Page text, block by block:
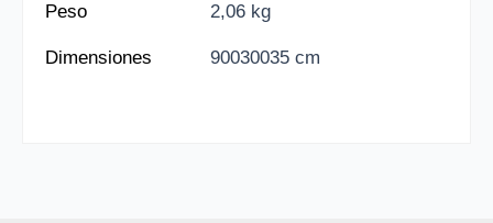
Peso
2,06 kg
Dimensiones 90030035 cm